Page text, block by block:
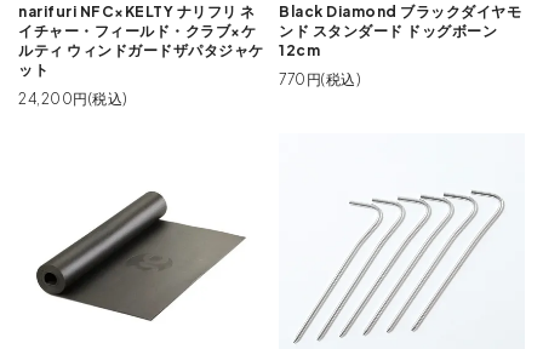
narifuri NFC×KELTY ナリフリ ネ
イチャー・フィールド・クラブ×ケ
ルティ ウィンドガードザパタジャケ
ット
24,200円(税込)
Black Diamond ブラックダイヤモ
ンド スタンダード ドッグボーン
12cm
770円(税込)